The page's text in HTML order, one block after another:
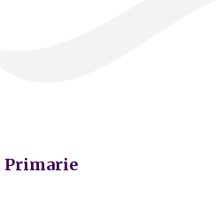
Primarie